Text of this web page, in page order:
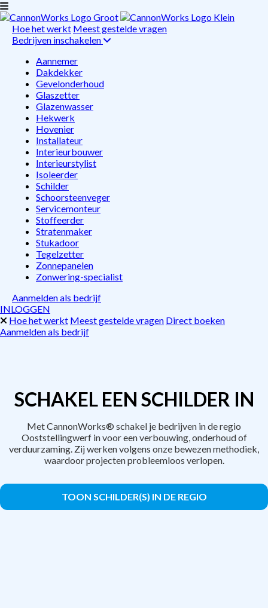
Hoe het werkt Meest gestelde vragen
Bedrijven inschakelen
Aannemer
Dakdekker
Gevelonderhoud
Glaszetter
Glazenwasser
Hekwerk
Hovenier
Installateur
Interieurbouwer
Interieurstylist
Isoleerder
Schilder
Schoorsteenveger
Servicemonteur
Stoffeerder
Stratenmaker
Stukadoor
Tegelzetter
Zonnepanelen
Zonwering-specialist
Aanmelden als bedrijf
INLOGGEN
Hoe het werkt Meest gestelde vragen Direct boeken
Aanmelden als bedrijf
SCHAKEL EEN SCHILDER IN
Met CannonWorks® schakel je bedrijven in de regio
Ooststellingwerf in voor een verbouwing, onderhoud of
verduurzaming. Zij werken volgens onze bewezen methodiek,
waardoor projecten probleemloos verlopen.
TOON SCHILDER(S) IN DE REGIO